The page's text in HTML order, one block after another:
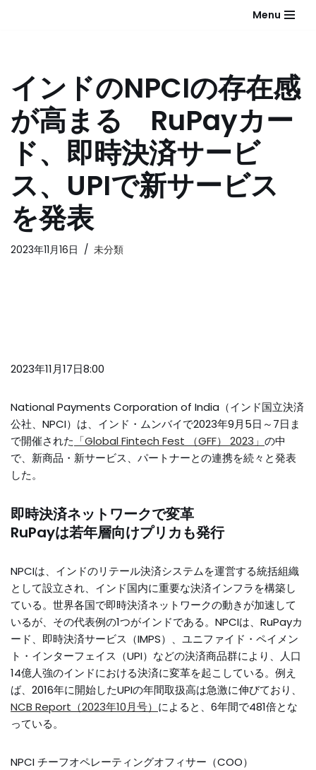
ン
へ
ス
ッ
プ
Menu
インドのNPCIの存在感
が高まる RuPayカー
ド、即時決済サービ
ス、UPIで新サービス
を発表
2023年11月16日 未分類
2023年11月17日8:00
National Payments Corporation of India（インド国立決済
公社、NPCI）は、インド・ムンバイで2023年9月5日～7日ま
で開催された 「Global Fintech Fest （GFF） 2023」 の中
で、新商品・新サービス、パートナーとの連携を続々と発表
した。
即時決済ネットワークで変革
RuPayは若年層向けプリカも発行
NPCIは、インドのリテール決済システムを運営する統括組織
として設立され、インド国内に重要な決済インフラを構築し
ている。世界各国で即時決済ネットワークの動きが加速して
いるが、その代表例の1つがインドである。NPCIは、RuPayカ
ード、即時決済サービス（IMPS）、ユニファイド・ペイメン
ト・インターフェイス（UPI）などの決済商品群により、人口
14億人強のインドにおける決済に変革を起こしている。例え
ば、2016年に開始したUPIの年間取扱高は急激に伸びており、
NCB Report（2023年10月号） によると、6年間で481倍とな
っている。
NPCI チーフオペレーティングオフィサー（COO）